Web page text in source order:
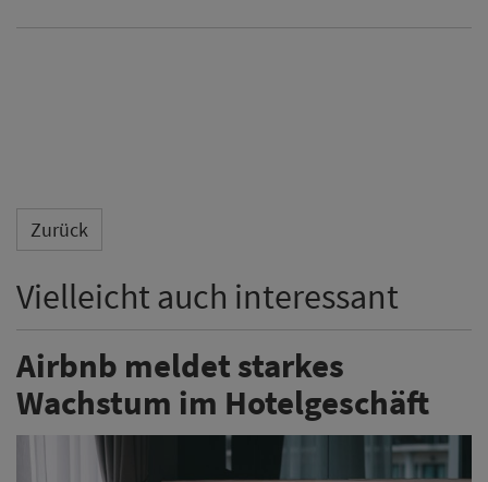
Zurück
Vielleicht auch interessant
Airbnb meldet starkes
Wachstum im Hotelgeschäft